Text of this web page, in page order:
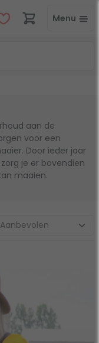
Menu
aan de
voor een
Door ieder jaar
je er bovendien
maaien.